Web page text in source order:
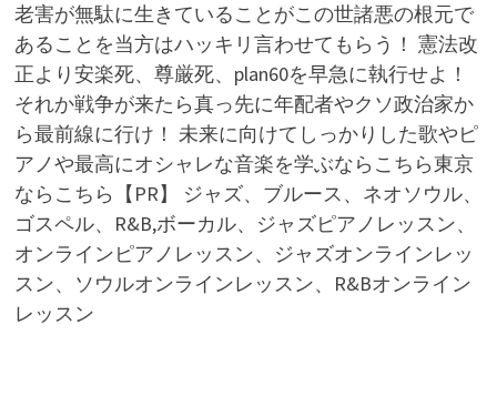
老害が無駄に生きていることがこの世諸悪の根元で
あることを当方はハッキリ言わせてもらう！ 憲法改
正より安楽死、尊厳死、plan60を早急に執行せよ！
それか戦争が来たら真っ先に年配者やクソ政治家か
ら最前線に行け！ 未来に向けてしっかりした歌やピ
アノや最高にオシャレな音楽を学ぶならこちら東京
ならこちら【PR】 ジャズ、ブルース、ネオソウル、
ゴスペル、R&B,ボーカル、ジャズピアノレッスン、
オンラインピアノレッスン、ジャズオンラインレッ
スン、ソウルオンラインレッスン、R&Bオンライン
レッスン